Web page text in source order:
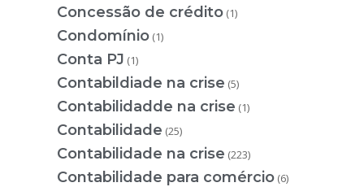
Concessão de crédito (1)
Condomínio (1)
Conta PJ (1)
Contabildiade na crise (5)
Contabilidadde na crise (1)
Contabilidade (25)
Contabilidade na crise (223)
Contabilidade para comércio (6)